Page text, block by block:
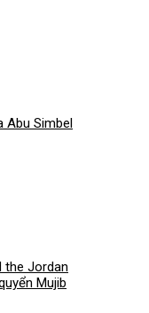
Abu Simbel
the Jordan
Mujib